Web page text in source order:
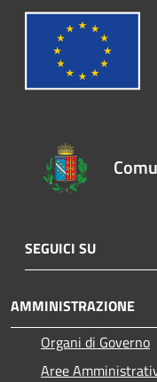
SEGUICI SU
AMMINISTRAZIONE
Organi di Governo
Aree